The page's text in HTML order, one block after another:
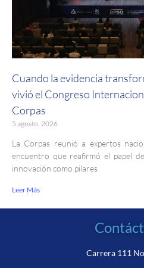
Cuando la evidencia
vivió el Congreso
Corpas
5 agosto, 2026
La Corpas reunió a expertos
encuentro que reafirmó el papel
innovación como pilares
Leer Más
Carrera 111